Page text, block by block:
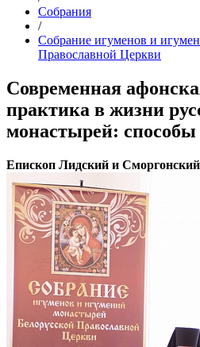
Собрания
/
Собрание игуменов и
Православной Церкви
Современная
практика в жизни
монастырей: способы
Епископ Лидский и